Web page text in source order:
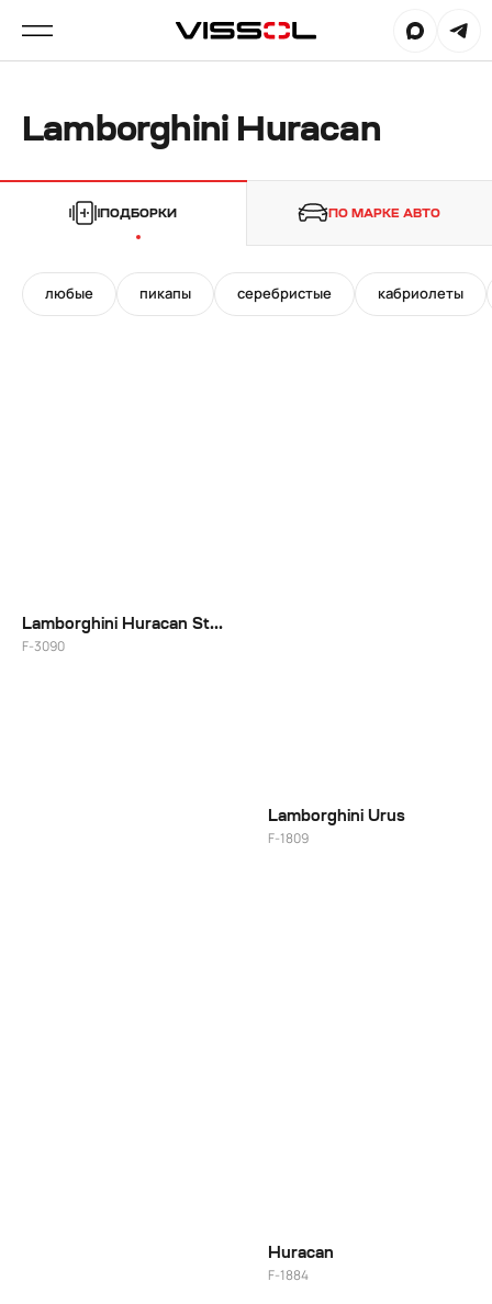
Lamborghini Huracan
ПОДБОРКИ ПО МАРКЕ АВТО
любые пикапы серебристые кабриолеты
Lamborghini Huracan Sterrato
F-3090
Lamborghini Urus
F-1809
Huracan
F-1884